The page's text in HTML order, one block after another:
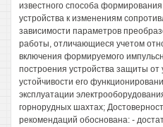
известного способа
устройства к изменениям
зависимости параметров
работы, отличающиеся учетом
включения формируемого
построения устройства защиты
устойчивости его
эксплуатации
горнорудных шахтах;
рекомендаций обоснована: -